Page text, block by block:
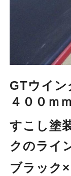
GTウイン
４００ｍｍ
すこし塗
クのライ
ブラック×